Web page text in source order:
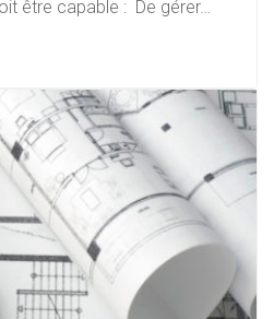
être capable : De gérer…